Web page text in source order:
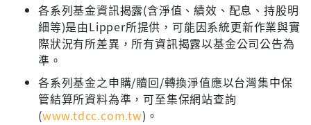
各系列基金資訊揭露(含淨值、績效、配息、持股明
細等)是由Lipper所提供，可能因系統更新作業與實
際狀況有所差異，所有資訊揭露以基金公司公告為
準。
各系列基金之申購/贖回/轉換淨值應以台灣集中保
管結算所資料為準，可至集保網站查詢
(www.tdcc.com.tw)。